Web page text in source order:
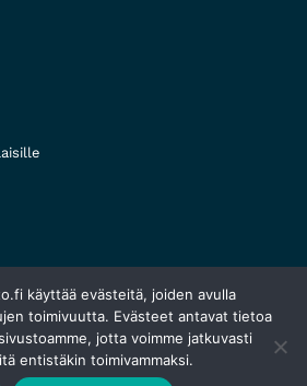
juustoTietosuojaseloste
Web design
käyttää evästeitä, joiden avulla
toimivuutta. Evästeet antavat tietoa
jotta voimme jatkuvasti
entistäkin toimivammaksi.